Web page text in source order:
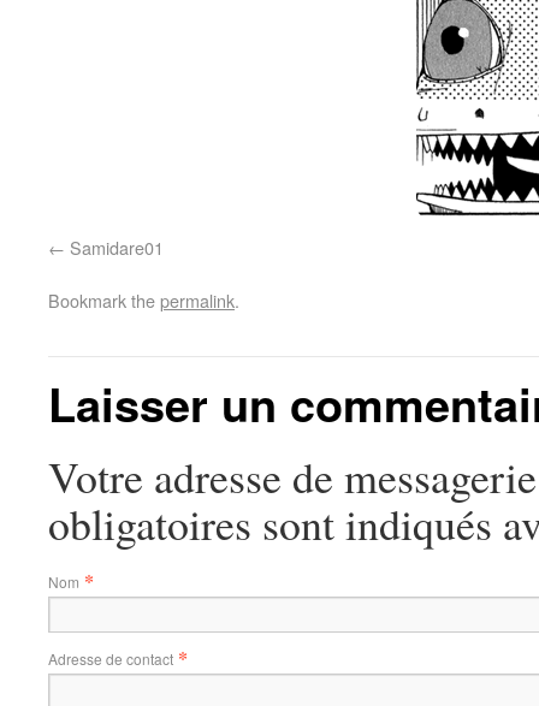
Samidare01
Bookmark thepermalink.
Laisser un
Votre adresse de
obligatoires sont indiqués
Nom *
Adresse de contact *